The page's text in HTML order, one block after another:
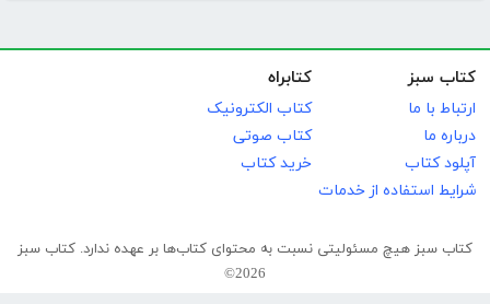
کتاب سبز
ارتباط با ما
درباره ما
آپلود کتاب
شرایط استفاده از خدمات
کتابراه
کتاب الکترونیک
کتاب صوتی
خرید کتاب
کتاب سبز هیچ مسئولیتی نسبت به محتوای کتاب‌ها بر عهده ندارد. کتاب سبز
2026©